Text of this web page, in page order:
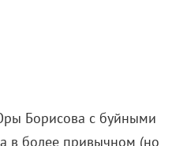
Борисова с буйными
в более привычном (но